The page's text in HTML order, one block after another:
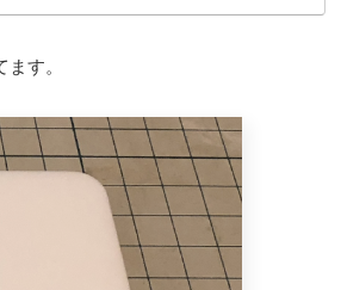
す。